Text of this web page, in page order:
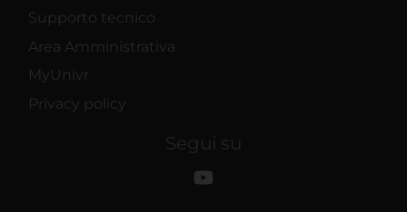
Supporto tecnico
Area Amministrativa
MyUnivr
Privacy policy
Segui su